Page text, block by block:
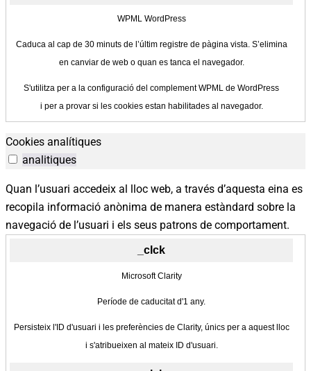
WPML WordPress
Caduca al cap de 30 minuts de l’últim registre de pàgina vista. S’elimina
en canviar de web o quan es tanca el navegador.
S'utilitza per a la configuració del complement WPML de WordPress
i per a provar si les cookies estan habilitades al navegador.
Cookies analítiques
analitiques
Quan l’usuari accedeix al lloc web, a través d’aquesta eina es
recopila informació anònima de manera estàndard sobre la
navegació de l’usuari i els seus patrons de comportament.
_clck
Microsoft Clarity
Període de caducitat d'1 any.
Persisteix l'ID d'usuari i les preferències de Clarity, únics per a aquest lloc
i s'atribueixen al mateix ID d'usuari.